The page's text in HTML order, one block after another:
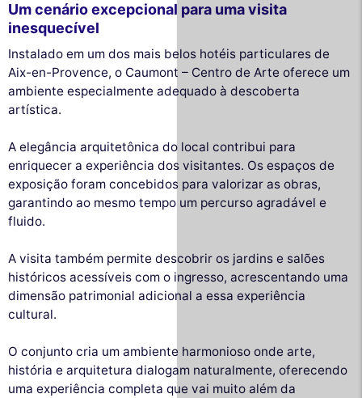
Um cenário excepcional para uma visita
inesquecível
Instalado em um dos mais belos hotéis particulares de
Aix-en-Provence, o Caumont – Centro de Arte oferece um
ambiente especialmente adequado à descoberta
artística.
A elegância arquitetônica do local contribui para
enriquecer a experiência dos visitantes. Os espaços de
exposição foram concebidos para valorizar as obras,
garantindo ao mesmo tempo um percurso agradável e
fluido.
A visita também permite descobrir os jardins e salões
históricos acessíveis com o ingresso, acrescentando uma
dimensão patrimonial adicional a essa experiência
cultural.
O conjunto cria um ambiente harmonioso onde arte,
história e arquitetura dialogam naturalmente, oferecendo
uma experiência completa que vai muito além da